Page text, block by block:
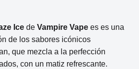
Ice de Vampire Vape es es una
de los sabores icónicos
que mezcla a la perfección
con un matiz refrescante.